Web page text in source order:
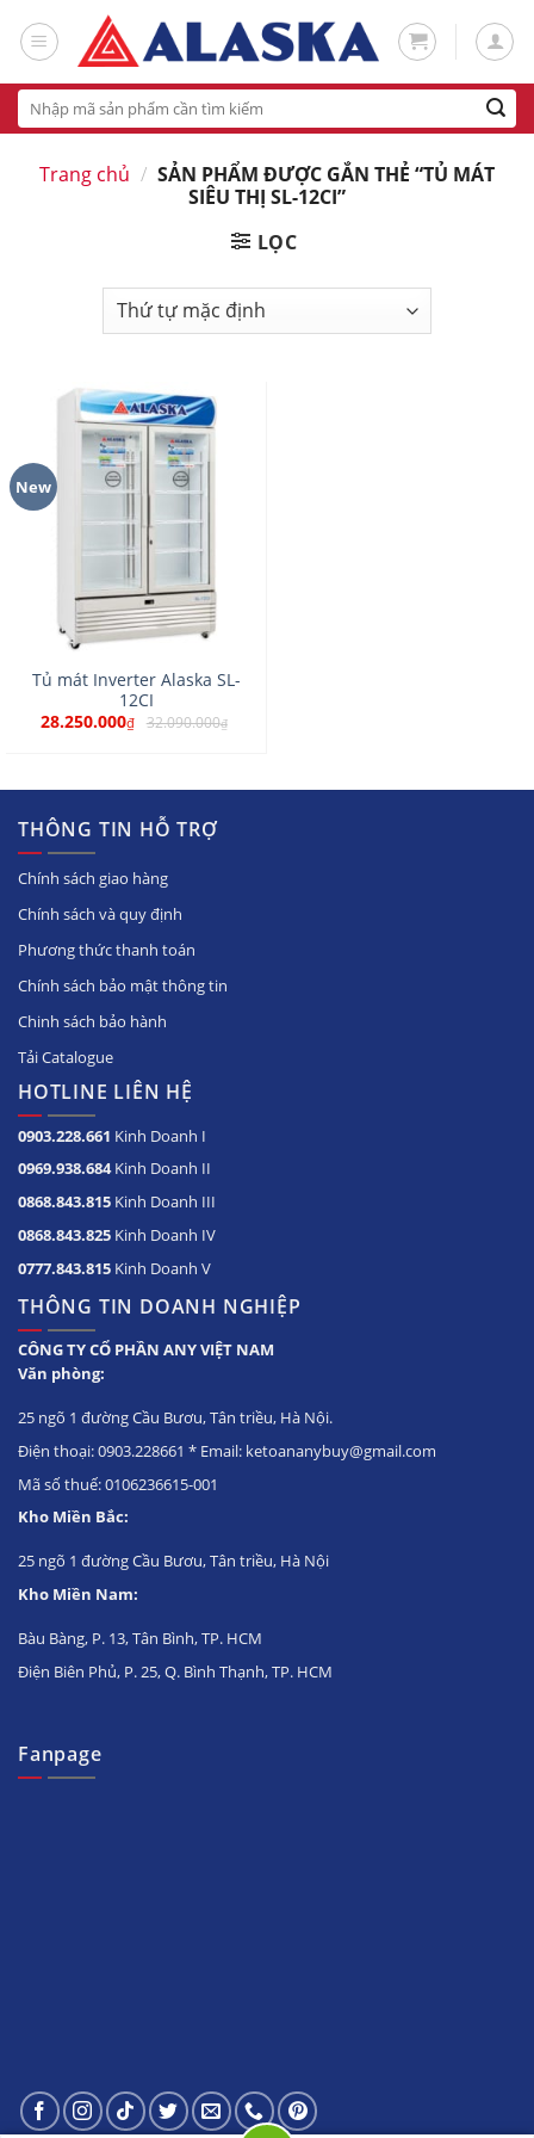
Tìm
kiếm:
Trang chủ / SẢN PHẨM ĐƯỢC GẮN THẺ “TỦ MÁT
SIÊU THỊ SL-12CI”
LỌC
New
Tủ mát Inverter Alaska SL-
12CI
28.250.000₫ 32.090.000₫
THÔNG TIN HỖ TRỢ
Chính sách giao hàng
Chính sách và quy định
Phương thức thanh toán
Chính sách bảo mật thông tin
Chinh sách bảo hành
Tải Catalogue
HOTLINE LIÊN HỆ
0903.228.661 Kinh Doanh I
0969.938.684Kinh Doanh II
0868.843.815 Kinh Doanh III
0868.843.825 Kinh Doanh IV
0777.843.815 Kinh Doanh V
THÔNG TIN DOANH NGHIỆP
CÔNG TY CỔ PHẦN ANY VIỆT NAM
Văn phòng:
25 ngõ 1 đường Cầu Bươu, Tân triều, Hà Nội.
Điện thoại: 0903.228661 * Email: ketoananybuy@gmail.com
Mã số thuế: 0106236615-001
Kho Miền Bắc:
25 ngõ 1 đường Cầu Bươu, Tân triều, Hà Nội
Kho Miền Nam:
Bàu Bàng, P. 13, Tân Bình, TP. HCM
Điện Biên Phủ, P. 25, Q. Bình Thạnh, TP. HCM
Fanpage